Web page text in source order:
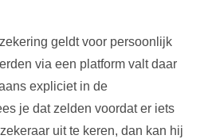
geldt voor persoonlijk
via een platform valt daar
expliciet in de
je dat zelden voordat er iets
uit te keren, dan kan hij